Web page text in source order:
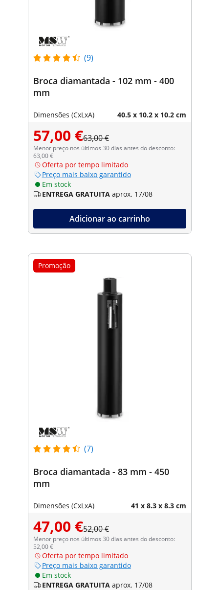
(9)
Broca diamantada - 102 mm - 400
mm
Dimensões (CxLxA) 40.5 x 10.2 x 10.2 cm
57,00 €63,00 €
Menor preço nos últimos 30 dias antes do desconto:
63,00 €
Oferta por tempo limitado
Preço mais baixo garantido
Em stock
ENTREGA GRATUITA aprox. 17/08
Adicionar ao carrinho
Promoção
(7)
Broca diamantada - 83 mm - 450
mm
Dimensões (CxLxA) 41 x 8.3 x 8.3 cm
47,00 €52,00 €
Menor preço nos últimos 30 dias antes do desconto:
52,00 €
Oferta por tempo limitado
Preço mais baixo garantido
Em stock
ENTREGA GRATUITA aprox. 17/08